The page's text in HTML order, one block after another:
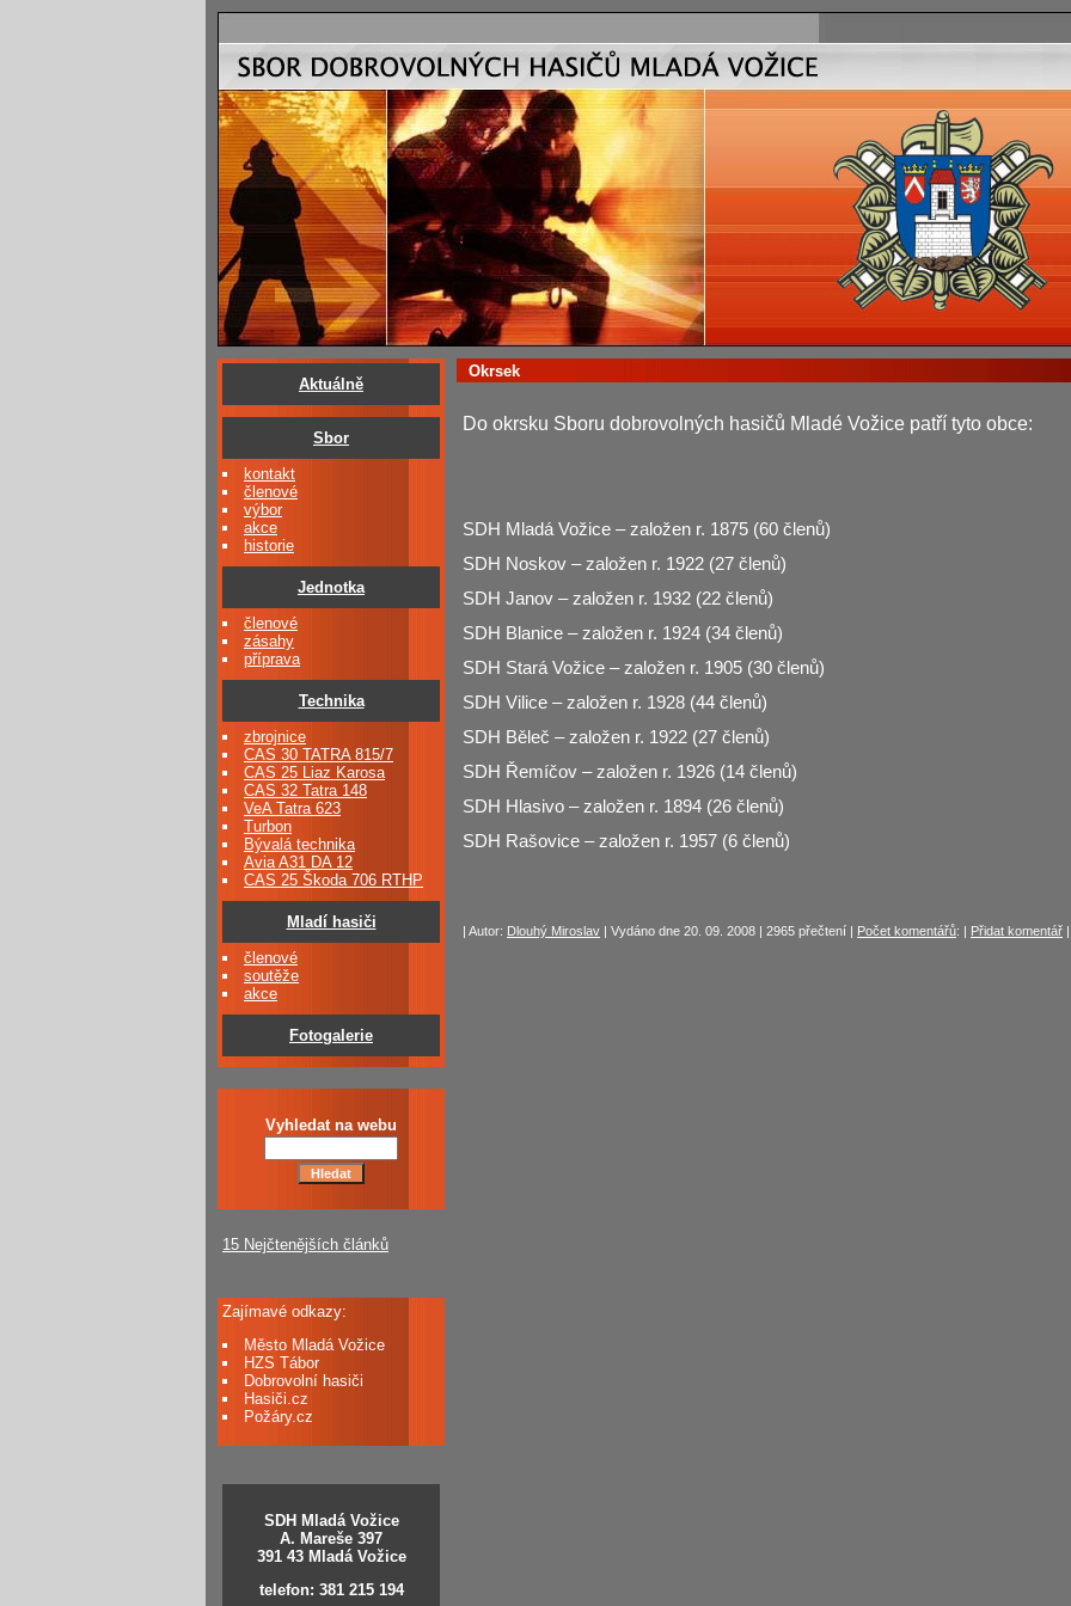
Aktuálně
Sbor
kontakt
členové
výbor
akce
historie
Jednotka
členové
zásahy
příprava
Technika
zbrojnice
CAS 30 TATRA 815/7
CAS 25 Liaz Karosa
CAS 32 Tatra 148
VeA Tatra 623
Turbon
Bývalá technika
Avia A31 DA 12
CAS 25 Škoda 706 RTHP
Mladí hasiči
členové
soutěže
akce
Fotogalerie
Vyhledat na webu
15 Nejčtenějších článků
Zajímavé odkazy:
Město Mladá Vožice
HZS Tábor
Dobrovolní hasiči
Hasiči.cz
Požáry.cz
SDH Mladá Vožice
A. Mareše 397
391 43 Mladá Vožice
telefon: 381 215 194
Okrsek
Do okrsku Sboru dobrovolných hasičů Mladé Vožice patří tyto obce:
SDH Mladá Vožice – založen r. 1875 (60 členů)
SDH Noskov – založen r. 1922 (27 členů)
SDH Janov – založen r. 1932 (22 členů)
SDH Blanice – založen r. 1924 (34 členů)
SDH Stará Vožice – založen r. 1905 (30 členů)
SDH Vilice – založen r. 1928 (44 členů)
SDH Běleč – založen r. 1922 (27 členů)
SDH Řemíčov – založen r. 1926 (14 členů)
SDH Hlasivo – založen r. 1894 (26 členů)
SDH Rašovice – založen r. 1957 (6 členů)
| Autor: Dlouhý Miroslav | Vydáno dne 20. 09. 2008 | 2965 přečtení | Počet komentářů: | Přidat komentář